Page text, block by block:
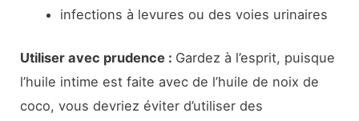
infections à levures ou des voies urinaires
Utiliser avec prudence : Gardez à l’esprit, puisque
l’huile intime est faite avec de l’huile de noix de
coco, vous devriez éviter d’utiliser des